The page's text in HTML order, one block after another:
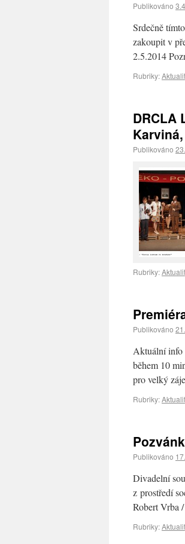
Publikováno
Srdečně
zakoupit v
2.5.2014
Rubriky:
DRCLA
Publikováno
Rubriky:
Publikováno
Aktuální
během 10
pro velký
Rubriky:
Publikováno
Divadelní
z prostředí
Robert Vrba
Rubriky: